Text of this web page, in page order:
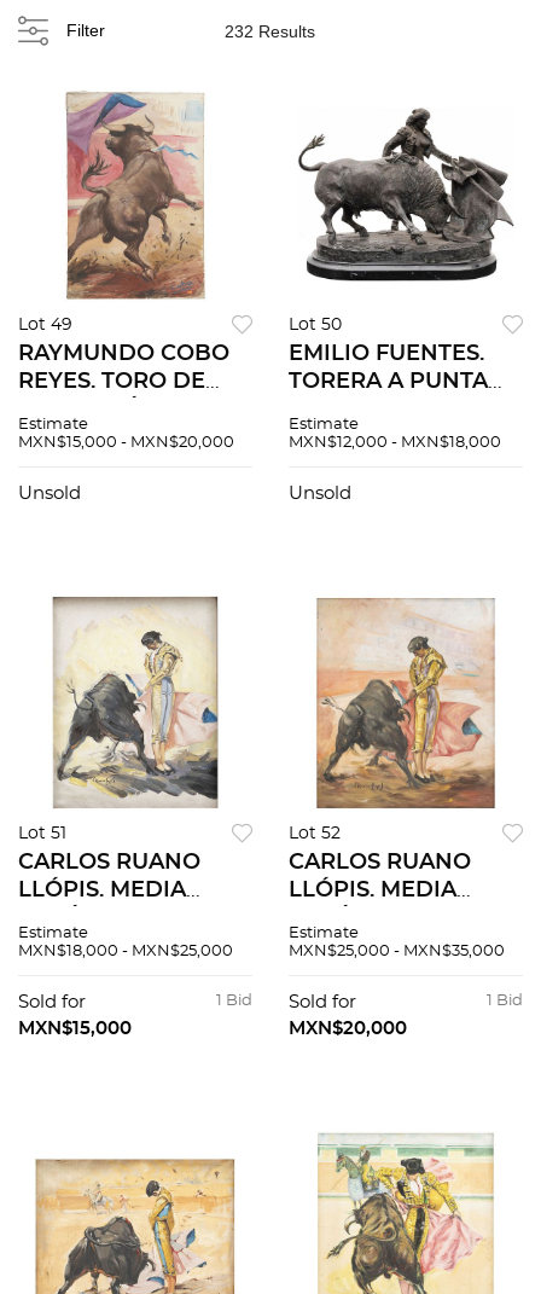
Filter 232 Results
Lot 49
RAYMUNDO COBO
REYES. TORO DE
tela. Firmado "Cobo".
Estimate
MXN$15,000 - MXN$20,000
Unsold
Lot 50
EMILIO FUENTES.
TORERA A PUNTA
Fundición en bronce
de mármol. Firmada,
Estimate
MXN$12,000 - MXN$18,000
Unsold
Lot 51
CARLOS RUANO
LLÓPIS. MEDIA
"MANOLETE". Óleo
"C Ruano Llopis". 45
x 36 cm.
Estimate
MXN$18,000 - MXN$25,000
1 Bid
Sold for
MXN$15,000
Lot 52
CARLOS RUANO
LLÓPIS. MEDIA
EJECUTADA POR
RODRÍGUEZ
“MANOLETE”. Óleo
Estimate
MXN$25,000 - MXN$35,000
1 Bid
Sold for
MXN$20,000